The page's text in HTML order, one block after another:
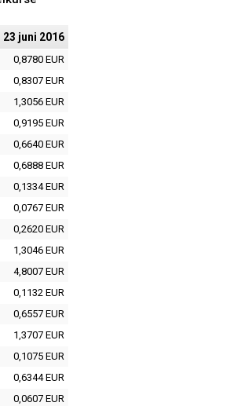
23 juni 2016
0,8780 EUR
0,8307 EUR
1,3056 EUR
0,9195 EUR
0,6640 EUR
0,6888 EUR
0,1334 EUR
0,0767 EUR
0,2620 EUR
1,3046 EUR
4,8007 EUR
0,1132 EUR
0,6557 EUR
1,3707 EUR
0,1075 EUR
0,6344 EUR
0,0607 EUR